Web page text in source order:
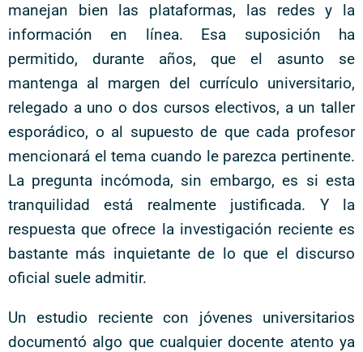
manejan bien las plataformas, las redes y la
información en línea. Esa suposición ha
permitido, durante años, que el asunto se
mantenga al margen del currículo universitario,
relegado a uno o dos cursos electivos, a un taller
esporádico, o al supuesto de que cada profesor
mencionará el tema cuando le parezca pertinente.
La pregunta incómoda, sin embargo, es si esta
tranquilidad está realmente justificada. Y la
respuesta que ofrece la investigación reciente es
bastante más inquietante de lo que el discurso
oficial suele admitir.
Un estudio reciente con jóvenes universitarios
documentó algo que cualquier docente atento ya